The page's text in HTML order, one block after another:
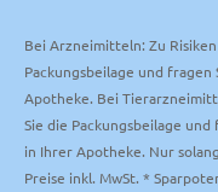
Bei Arzneimitteln: Zu
Packungsbeilage und
Apotheke. Bei
Sie die Packungsbeilage
in Ihrer Apotheke. Nur
Preise inkl. MwSt. *